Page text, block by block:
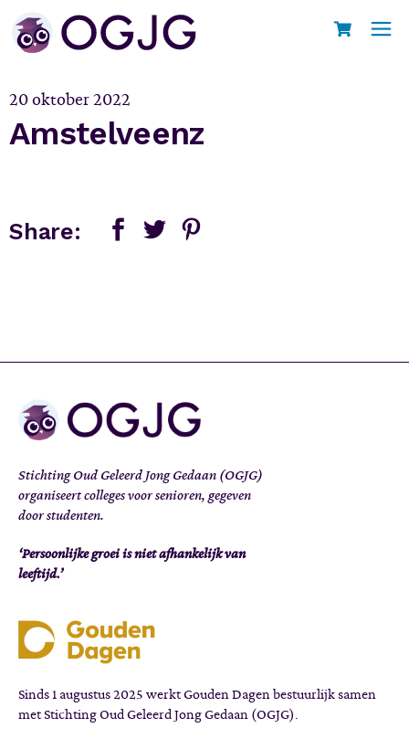
theHome Amstelveenz
20 oktober 2022
Amstelveenz
Share:
Stichting Oud Geleerd Jong Gedaan (OGJG)
organiseert colleges voor senioren, gegeven
door studenten.
‘Persoonlijke groei is niet afhankelijk van
leeftijd.’
Sinds 1 augustus 2025 werkt Gouden Dagen bestuurlijk samen
met Stichting Oud Geleerd Jong Gedaan (OGJG).